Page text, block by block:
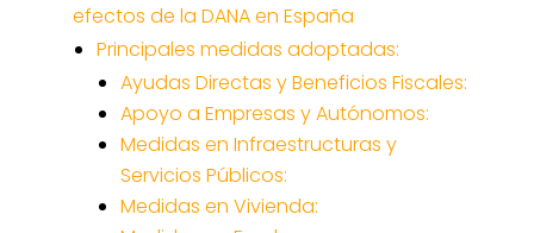
efectos de la DANA en España
Principales medidas adoptadas:
Ayudas Directas y Beneficios Fiscales:
Apoyo a Empresas y Autónomos:
Medidas en Infraestructuras y
Servicios Públicos:
Medidas en Vivienda: